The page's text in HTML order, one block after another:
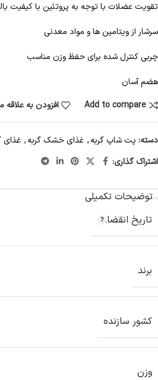
تقویت عضلات با توجه به پروتئین با کیفیت
سرشار از ویتامین ها و مواد معدنی
چربی کنترل شده برای حفظ وزن مناسب
هضم آسان
Add to compare
افزودن به علاقه
دسته: پت شاپ گربه, غذای خشک گربه, غذای
اشتراک گذاری:
توضیحات تکمیلی
تاریخ انقضاء
برند
کشور سازنده
وزن